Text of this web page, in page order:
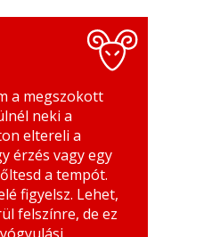
MÉRLEG
SKORPIÓ
NYILAS
BAK
a megszokott
neki a
eltereli a
érzés vagy egy
a tempót.
figyelsz. Lehet,
felszínre, de ez